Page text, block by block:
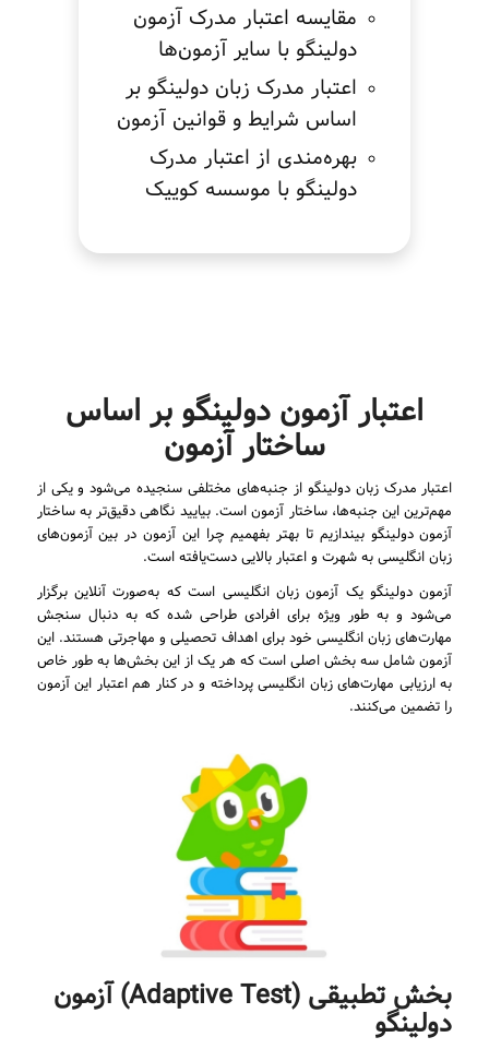
مقایسه اعتبار مدرک آزمون
دولینگو با سایر آزمون‌ها
اعتبار مدرک زبان دولینگو بر
اساس شرایط و قوانین آزمون
بهره‌مندی از اعتبار مدرک
دولینگو با موسسه کوییک
اعتبار آزمون دولینگو بر اساس
ساختار آزمون
اعتبار مدرک زبان دولینگو از جنبه‌های مختلفی سنجیده می‌شود و یکی از
مهم‌ترین این جنبه‌ها، ساختار آزمون است. بیایید نگاهی دقیق‌تر به ساختار
آزمون دولینگو بیندازیم تا بهتر بفهمیم چرا این آزمون در بین آزمون‌های
زبان انگلیسی به شهرت و اعتبار بالایی دست‌یافته است.
آزمون دولینگو یک آزمون زبان انگلیسی است که به‌صورت آنلاین برگزار
می‌شود و به طور ویژه برای افرادی طراحی شده که به دنبال سنجش
مهارت‌های زبان انگلیسی خود برای اهداف تحصیلی و مهاجرتی هستند. این
آزمون شامل سه بخش اصلی است که هر یک از این بخش‌ها به طور خاص
به ارزیابی مهارت‌های زبان انگلیسی پرداخته و در کنار هم اعتبار این آزمون
را تضمین می‌کنند.
بخش تطبیقی (Adaptive Test) آزمون
دولینگو